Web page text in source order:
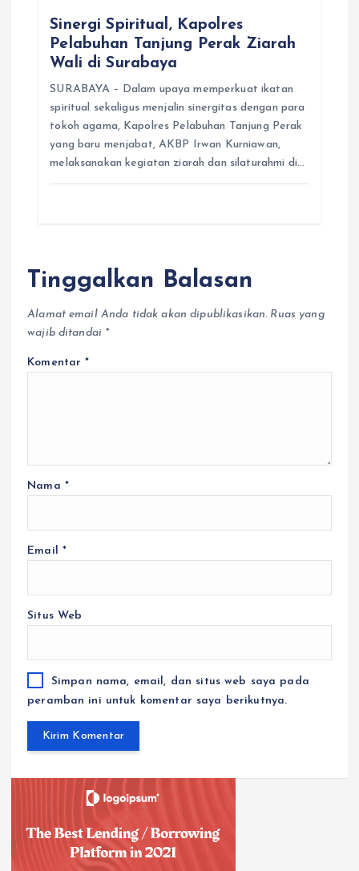
Sinergi Spiritual, Kapolres
Pelabuhan Tanjung Perak Ziarah
Wali di Surabaya
SURABAYA – Dalam upaya memperkuat ikatan
spiritual sekaligus menjalin sinergitas dengan para
tokoh agama, Kapolres Pelabuhan Tanjung Perak
yang baru menjabat, AKBP Irwan Kurniawan,
melaksanakan kegiatan ziarah dan silaturahmi di…
Tinggalkan Balasan
Alamat email Anda tidak akan dipublikasikan. Ruas yang
wajib ditandai *
Komentar*
Nama *
Email *
Situs Web
Simpan nama, email, dan situs web saya pada
peramban ini untuk komentar saya berikutnya.